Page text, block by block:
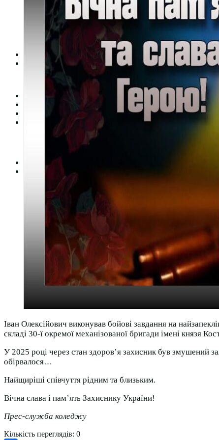
Студентська рада
Документація. Карантин
Документація. Воєнний стан
Центр кар’єри та працевлаштування
Центр дуальної освіти
Неформальна та інформальна освіта
Вступникам
Міжнародне співробітництво
Міжнародне співробітництво для викладачів
Міжнародне співробітництво для студентів
Угоди та договори
Кваліфікаційний центр МФК
Нормативно-правова база
Форма заяви здобувача
Перелік професій
Професійні стандарти
Майстри сервісних центрів
Про формальну, неформальну та інформальну освіту
Іван Олексійович виконував бойові завдання на
складі 30-ї окремої механізованої бригади імені князя
У 2025 році через стан здоров’я захисник був змушений
обірвалося…
Найщиріші співчуття рідним та близьким.
Вічна слава і пам’ять Захиснику України!
Прес-служба коледжу
Кількість переглядів: 0